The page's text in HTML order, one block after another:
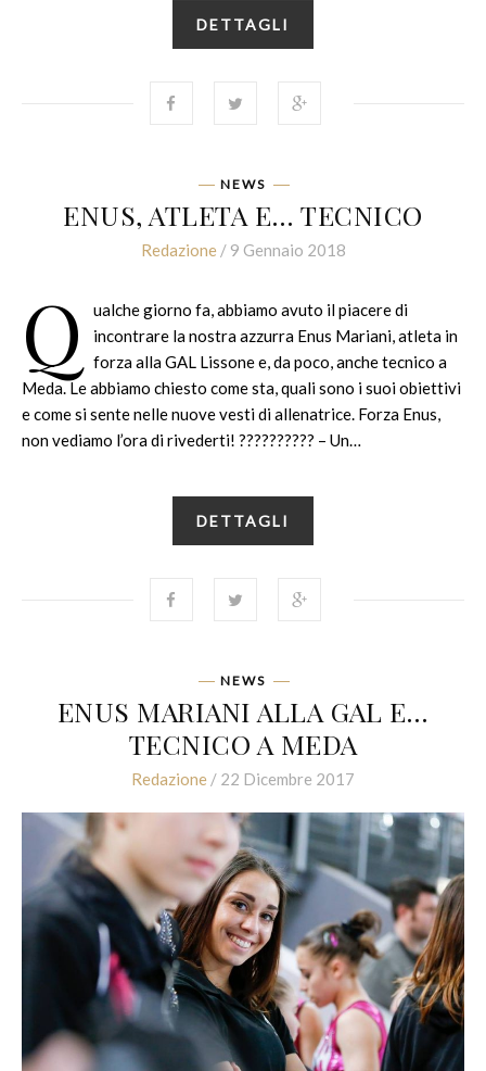
DETTAGLI
NEWS
ENUS, ATLETA E… TECNICO
Redazione/ 9 Gennaio 2018
Q
ualche giorno fa, abbiamo avuto il piacere di
incontrare la nostra azzurra Enus Mariani, atleta in
forza alla GAL Lissone e, da poco, anche tecnico a
Meda. Le abbiamo chiesto come sta, quali sono i suoi obiettivi
e come si sente nelle nuove vesti di allenatrice. Forza Enus,
non vediamo l’ora di rivederti! ?????????? – Un…
DETTAGLI
NEWS
ENUS MARIANI ALLA GAL E…
TECNICO A MEDA
Redazione / 22 Dicembre 2017